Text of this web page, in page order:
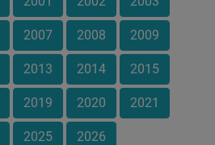
2007 2008 2009
2013 2014 2015
2019 2020 2021
2025 2026